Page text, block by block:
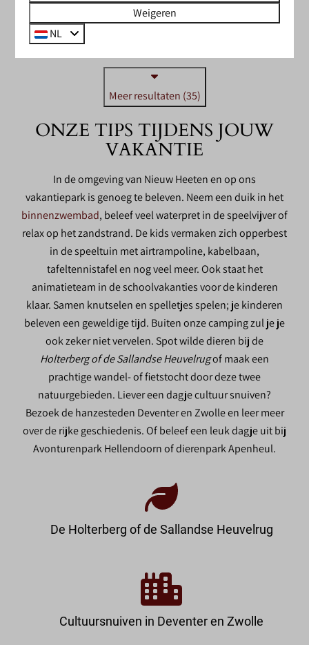
Bekijken
Meer resultaten (35)
ONZE TIPS TIJDENS JOUW
VAKANTIE
In de omgeving van Nieuw Heeten en op ons
vakantiepark is genoeg te beleven. Neem een duik in het
binnenzwembad, beleef veel waterpret in de speelvijver of
relax op het zandstrand. De kids vermaken zich opperbest
in de speeltuin met airtrampoline, kabelbaan,
tafeltennistafel en nog veel meer. Ook staat het
animatieteam in de schoolvakanties voor de kinderen
klaar. Samen knutselen en spelletjes spelen; je kinderen
beleven een geweldige tijd. Buiten onze camping zul je je
ook zeker niet vervelen. Spot wilde dieren bij de
Holterberg of de Sallandse Heuvelrugof maak een
prachtige wandel- of fietstocht door deze twee
natuurgebieden. Liever een dagje cultuur snuiven?
Bezoek de hanzesteden Deventer en Zwolle en leer meer
over de rijke geschiedenis. Of beleef een leuk dagje uit bij
Avonturenpark Hellendoorn of dierenpark Apenheul.
De Holterberg of de Sallandse Heuvelrug
Cultuursnuiven in Deventer en Zwolle
Weigeren
NL